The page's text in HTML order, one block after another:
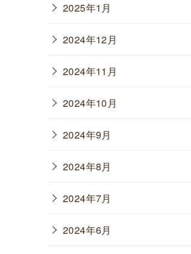
2025年1月
2024年12月
2024年11月
2024年10月
2024年9月
2024年8月
2024年7月
2024年6月